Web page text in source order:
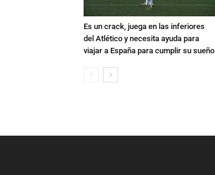
Es un crack, juega en las inferiores
del Atlético y necesita ayuda para
viajar a España para cumplir su sueño